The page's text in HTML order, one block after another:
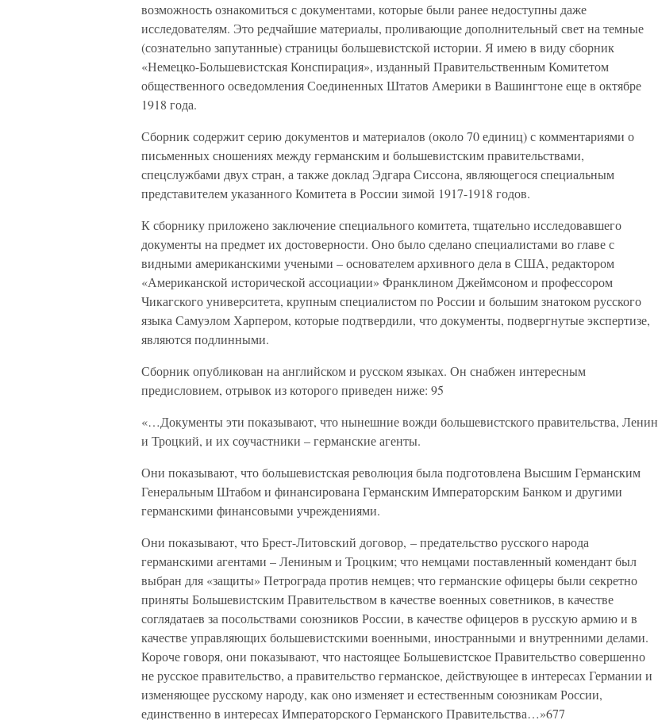
возможность ознакомиться с документами, которые были ранее недоступны даже
исследователям. Это редчайшие материалы, проливающие дополнительный свет на темные
(сознательно запутанные) страницы большевистской истории. Я имею в виду сборник
«Немецко-Большевистская Конспирация», изданный Правительственным Комитетом
общественного осведомления Соединенных Штатов Америки в Вашингтоне еще в октябре
1918 года.
Сборник содержит серию документов и материалов (около 70 единиц) с комментариями о
письменных сношениях между германским и большевистским правительствами,
спецслужбами двух стран, а также доклад Эдгара Сиссона, являющегося специальным
представителем указанного Комитета в России зимой 1917-1918 годов.
К сборнику приложено заключение специального комитета, тщательно исследовавшего
документы на предмет их достоверности. Оно было сделано специалистами во главе с
видными американскими учеными – основателем архивного дела в США, редактором
«Американской исторической ассоциации» Франклином Джеймсоном и профессором
Чикагского университета, крупным специалистом по России и большим знатоком русского
языка Самуэлом Харпером, которые подтвердили, что документы, подвергнутые экспертизе,
являются подлинными.
Сборник опубликован на английском и русском языках. Он снабжен интересным
предисловием, отрывок из которого приведен ниже: 95
«…Документы эти показывают, что нынешние вожди большевистского правительства, Ленин
и Троцкий, и их соучастники – германские агенты.
Они показывают, что большевистская революция была подготовлена Высшим Германским
Генеральным Штабом и финансирована Германским Императорским Банком и другими
германскими финансовыми учреждениями.
Они показывают, что Брест-Литовский договор, – предательство русского народа
германскими агентами – Лениным и Троцким; что немцами поставленный комендант был
выбран для «защиты» Петрограда против немцев; что германские офицеры были секретно
приняты Большевистским Правительством в качестве военных советников, в качестве
соглядатаев за посольствами союзников России, в качестве офицеров в русскую армию и в
качестве управляющих большевистскими военными, иностранными и внутренними делами.
Короче говоря, они показывают, что настоящее Большевистское Правительство совершенно
не русское правительство, а правительство германское, действующее в интересах Германии и
изменяющее русскому народу, как оно изменяет и естественным союзникам России,
единственно в интересах Императорского Германского Правительства…»677